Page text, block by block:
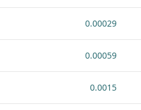
0.00029
0.00059
0.0015